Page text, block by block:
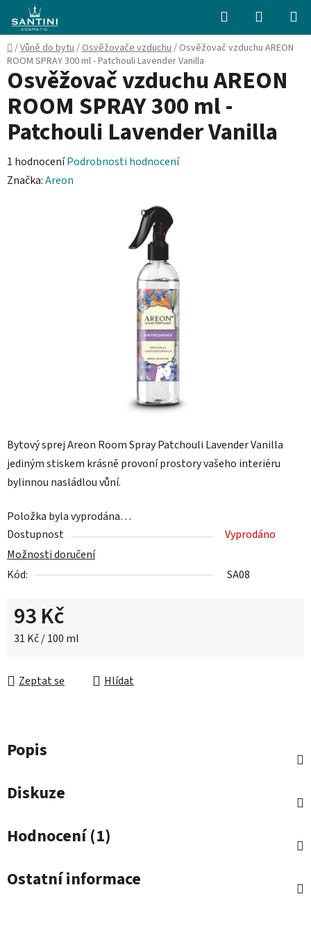
obsah
Hledat
KOŠÍK
Domů
/Vůně do bytu/Osvěžovače vzduchu/ Osvěžovač vzduchu AREON
ROOM SPRAY 300 ml - Patchouli Lavender Vanilla
Bytový sprej Areon Room Spray Patchouli Lavender Vanilla
jediným stiskem krásně provoní prostory vašeho interiéru
bylinnou nasládlou vůní.
Položka byla vyprodána…
Dostupnost
Vyprodáno
Možnosti doručení
Kód:
SA08
93 Kč
Měrná cena:
31 Kč / 100 ml
Zeptat se Hlídat
Osvěžovač vzduchu AREON
ROOM SPRAY 300 ml -
Patchouli Lavender Vanilla
Průměrné
hodnocení
1 hodnoceníPodrobnosti hodnocení
Značka:Areon
Popis
Diskuze
Hodnocení (1)
Ostatní informace